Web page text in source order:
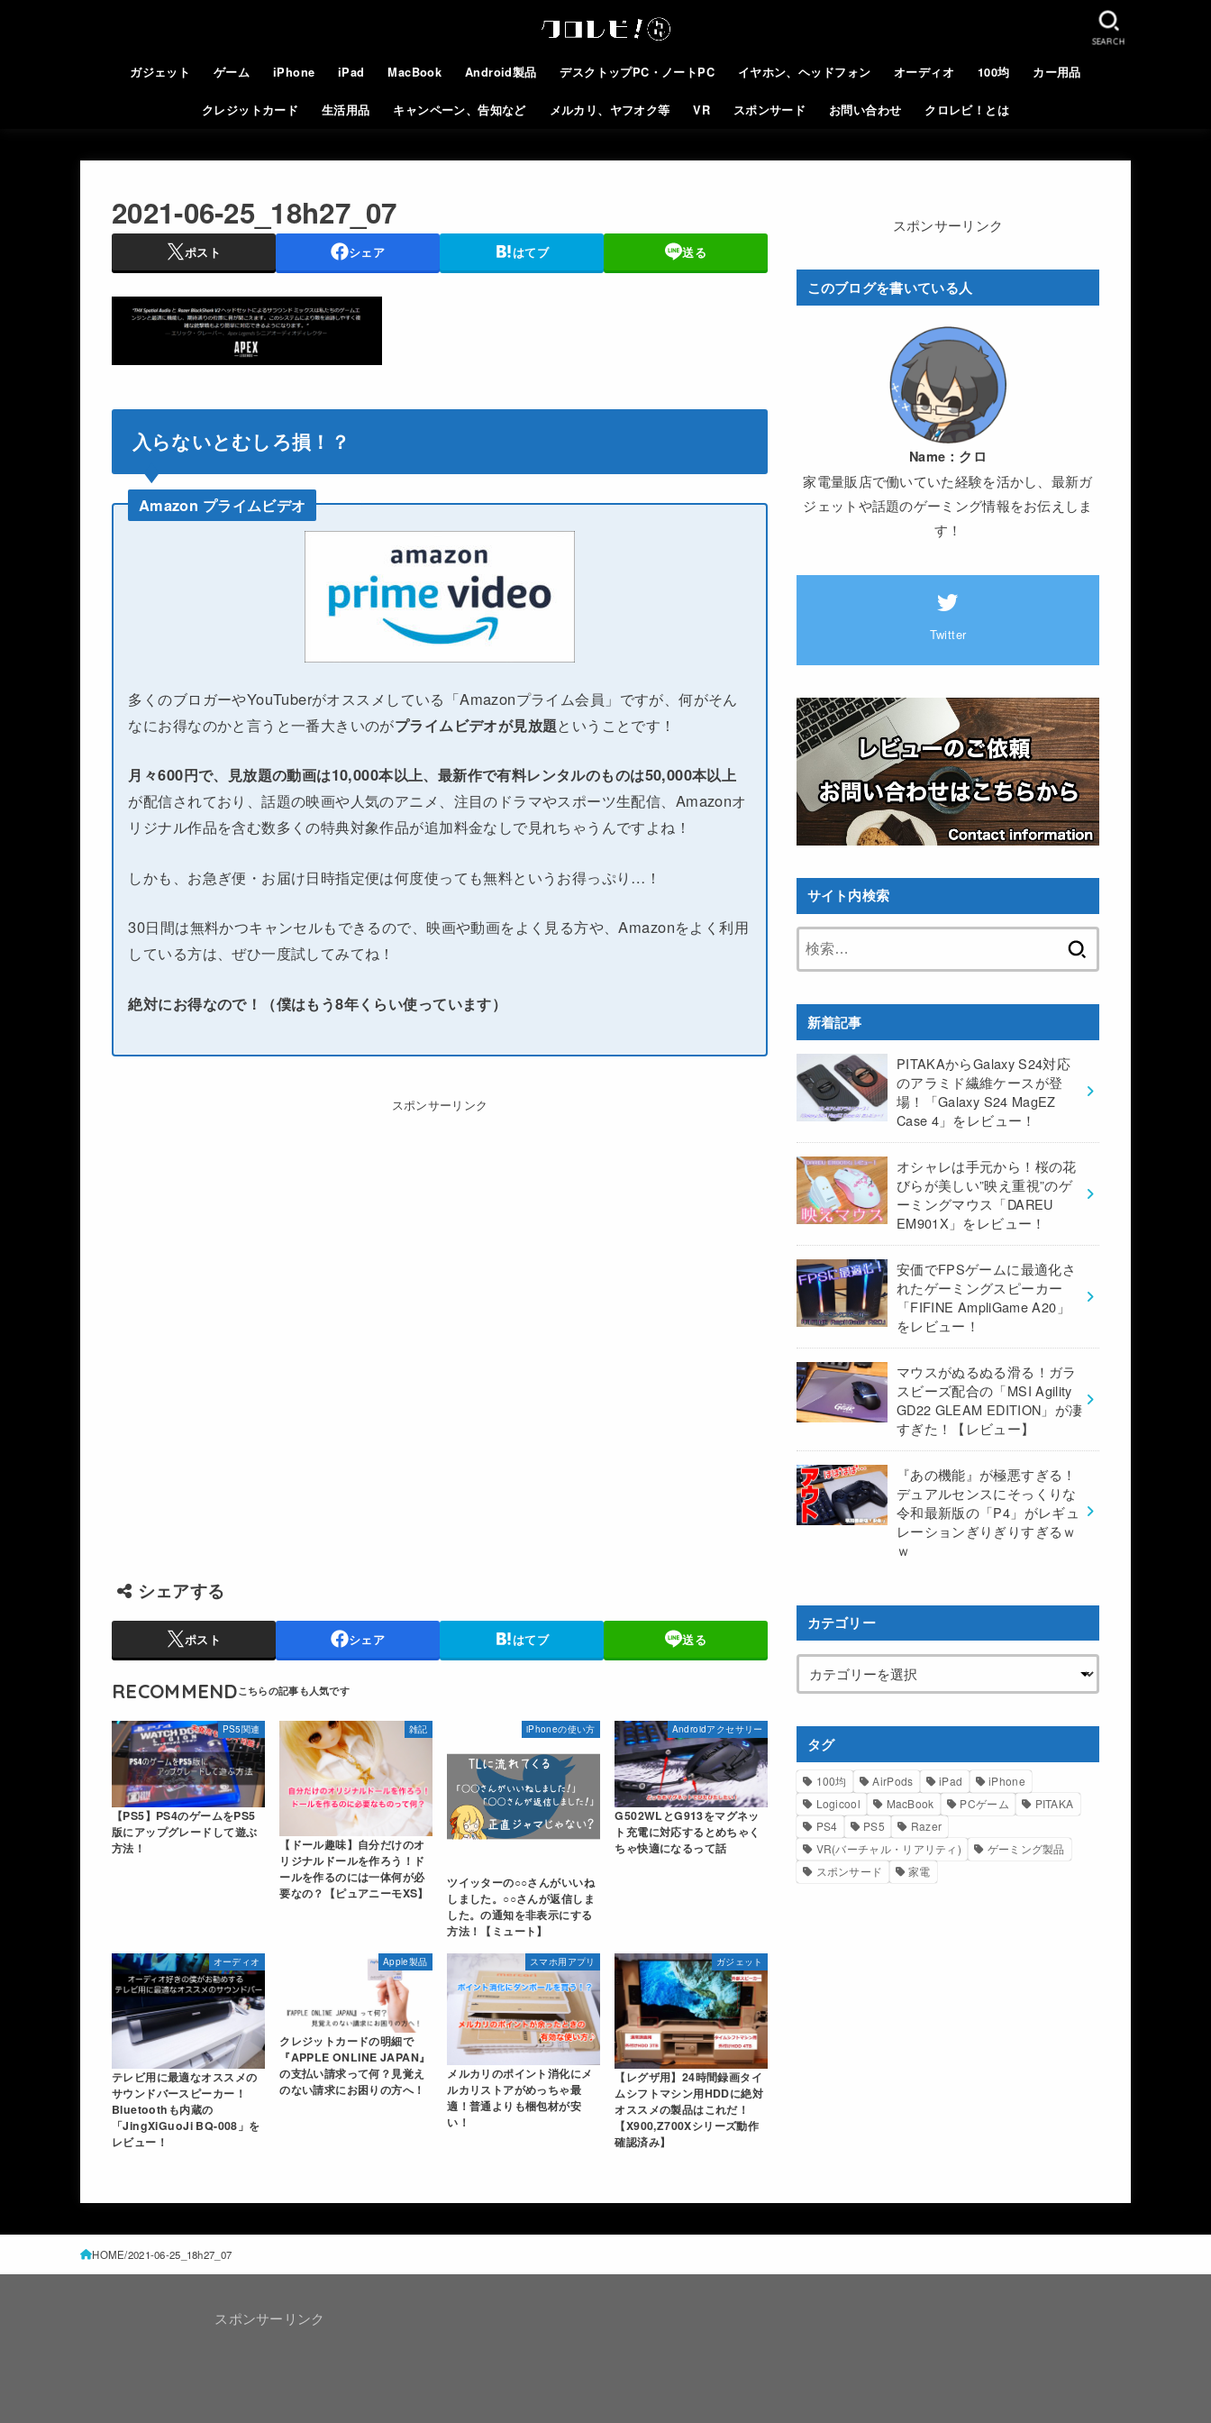
ガジェット ゲーム iPhone iPad MacBook Android製品 デスクトップPC・ノートPC イヤホン、ヘッドフォン オーディオ 100均 カー用品
クレジットカード 生活用品 キャンペーン、告知など メルカリ、ヤフオク等 VR スポンサード お問い合わせ クロレビ！とは
SEARCH
2021-06-25_18h27_07
ポスト シェア はてブ 送る
入らないとむしろ損！？
Amazon プライムビデオ
多くのブロガーやYouTuberがオススメしている「Amazonプライム会員」ですが、何がそん
なにお得なのかと言うと一番大きいのがプライムビデオが見放題ということです！
月々600円で、見放題の動画は10,000本以上、最新作で有料レンタルのものは50,000本以上
が配信されており、話題の映画や人気のアニメ、注目のドラマやスポーツ生配信、Amazonオ
リジナル作品を含む数多くの特典対象作品が追加料金なしで見れちゃうんですよね！
しかも、お急ぎ便・お届け日時指定便は何度使っても無料というお得っぷり…！
30日間は無料かつキャンセルもできるので、映画や動画をよく見る方や、Amazonをよく利用
している方は、ぜひ一度試してみてね！
絶対にお得なので！（僕はもう8年くらい使っています）
スポンサーリンク
シェアする
ポスト シェア はてブ 送る
RECOMMEND
PS5関連
【PS5】PS4のゲームをPS5
版にアップグレードして遊ぶ
方法！
雑記
【ドール趣味】自分だけのオ
リジナルドールを作ろう！ド
ールを作るのには一体何が必
要なの？【ピュアニーモXS】
iPhoneの使い方
ツイッターの○○さんがいいね
しました。○○さんが返信しま
した。の通知を非表示にする
方法！【ミュート】
Androidアクセサリー
G502WLとG913をマグネッ
ト充電に対応するとめちゃく
ちゃ快適になるって話
オーディオ
テレビ用に最適なオススメの
サウンドバースピーカー！
Bluetoothも内蔵の
「JingXiGuoJi BQ-008」を
レビュー！
Apple製品
クレジットカードの明細で
『APPLE ONLINE JAPAN』
の支払い請求って何？見覚え
のない請求にお困りの方へ！
スマホ用アプリ
メルカリのポイント消化にメ
ルカリストアがめっちゃ最
適！普通よりも梱包材が安
い！
ガジェット
【レグザ用】24時間録画タイ
ムシフトマシン用HDDに絶対
オススメの製品はこれだ！
【X900,Z700Xシリーズ動作
確認済み】
スポンサーリンク
このブログを書いている人
Name： クロ
家電量販店で働いていた経験を活かし、最新ガ
ジェットや話題のゲーミング情報をお伝えしま
す！
Twitter
サイト内検索
新着記事
PITAKAからGalaxy S24対応
のアラミド繊維ケースが登
場！「Galaxy S24 MagEZ
Case 4」をレビュー！
オシャレは手元から！桜の花
びらが美しい”映え重視”のゲ
ーミングマウス「DAREU
EM901X」をレビュー！
安価でFPSゲームに最適化さ
れたゲーミングスピーカー
「FIFINE AmpliGame A20」
をレビュー！
マウスがぬるぬる滑る！ガラ
スビーズ配合の「MSI Agility
GD22 GLEAM EDITION」が凄
すぎた！【レビュー】
『あの機能』が極悪すぎる！
デュアルセンスにそっくりな
令和最新版の「P4」がレギュ
レーションぎりぎりすぎるｗ
ｗ
カテゴリー
タグ
100均 AirPods iPad
iPhone
Logicool
MacBook PCゲーム
PITAKA
PS4
PS5
Razer
VR(バーチャル・リアリティ)
ゲーミング製品
スポンサード
家電
HOME 2021-06-25_18h27_07
スポンサーリンク